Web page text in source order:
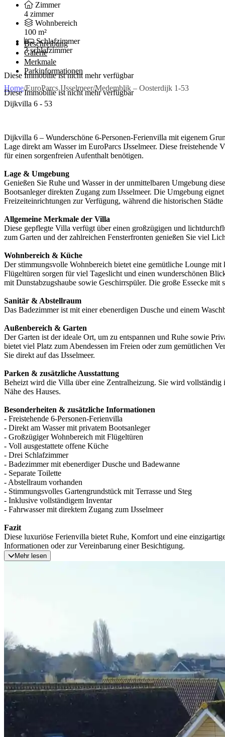
Zimmer
4 zimmer
Wohnbereich
100 m²
Schlafzimmer
3 schlafzimmer
Diese Immobilie ist nicht mehr verfügbar
Diese Immobilie ist nicht mehr verfügbar
Beschreibung
Galerie
Merkmale
Parkinformationen
Home/EuroParcs IJsselmeer/Medemblik – Oosterdijk 1-53
Dijkvilla 6 - 53
Dijkvilla 6 – Wunderschöne 6-Personen-Ferienvilla mit eigenem
Lage direkt am Wasser im EuroParcs IJsselmeer. Diese
für einen sorgenfreien Aufenthalt benötigen.
Lage & Umgebung
Genießen Sie Ruhe und Wasser in der unmittelbaren Umgebung
Bootsanleger direkten Zugang zum IJsselmeer. Die Umgebung
Freizeiteinrichtungen zur Verfügung, während die historischen
Allgemeine Merkmale der Villa
Diese gepflegte Villa verfügt über einen großzügigen und
zum Garten und der zahlreichen Fensterfronten genießen Sie viel
Wohnbereich & Küche
Der stimmungsvolle Wohnbereich bietet eine gemütliche Lounge
Flügeltüren sorgen für viel Tageslicht und einen wunderschönen
mit Dunstabzugshaube sowie Geschirrspüler. Die große Essecke
Sanitär & Abstellraum
Das Badezimmer ist mit einer ebenerdigen Dusche und einem
Außenbereich & Garten
Der Garten ist der ideale Ort, um zu entspannen und Ruhe sowie
bietet viel Platz zum Abendessen im Freien oder zum gemütlichen
Sie direkt auf das IJsselmeer.
Parken & zusätzliche Ausstattung
Beheizt wird die Villa über eine Zentralheizung. Sie wird vollständig
Nähe des Hauses.
Besonderheiten & zusätzliche Informationen
- Freistehende 6-Personen-Ferienvilla
- Direkt am Wasser mit privatem Bootsanleger
- Großzügiger Wohnbereich mit Flügeltüren
- Voll ausgestattete offene Küche
- Drei Schlafzimmer
- Badezimmer mit ebenerdiger Dusche und Badewanne
- Separate Toilette
- Abstellraum vorhanden
- Stimmungsvolles Gartengrundstück mit Terrasse und Steg
- Inklusive vollständigem Inventar
- Fahrwasser mit direktem Zugang zum IJsselmeer
Fazit
Diese luxuriöse Ferienvilla bietet Ruhe, Komfort und eine
Informationen oder zur Vereinbarung einer Besichtigung.
Mehr lesen